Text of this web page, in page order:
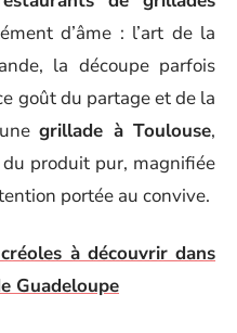
d’âme : l’art de la
la découpe parfois
goût du partage et de la
grillade à Toulouse,
produit pur, magnifiée
portée au convive.
à découvrir dans
Guadeloupe